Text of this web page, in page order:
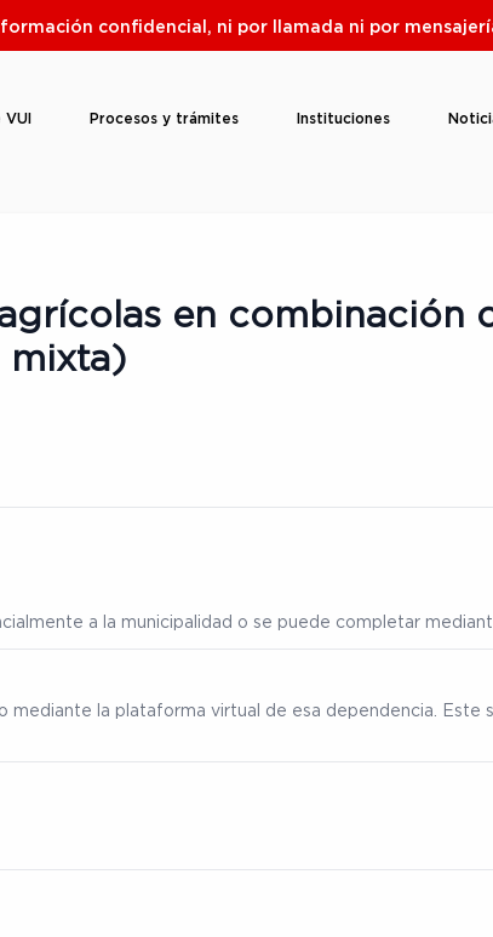
confidencial, ni por llamada ni por
VUI Procesos y trámites Instituciones
en combinación
mixta)
a la municipalidad o se puede completar
mediante la plataforma virtual de esa dependencia.